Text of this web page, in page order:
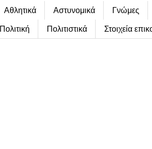
Αθλητικά Αστυνομικά Γνώμες
Πολιτική Πολιτιστικά Στοιχεία